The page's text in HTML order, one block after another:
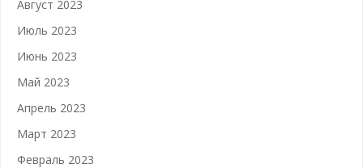
Август 2023
Июль 2023
Июнь 2023
Май 2023
Апрель 2023
Март 2023
Февраль 2023